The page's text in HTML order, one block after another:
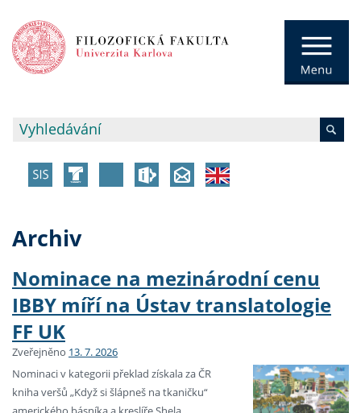
Archiv
Nominace na mezinárodní cenu
IBBY míří na Ústav translatologie
FF UK
Zveřejněno 13. 7. 2026
Nominaci v kategorii překlad získala za ČR
kniha veršů „Když si šlápneš na tkaničku“